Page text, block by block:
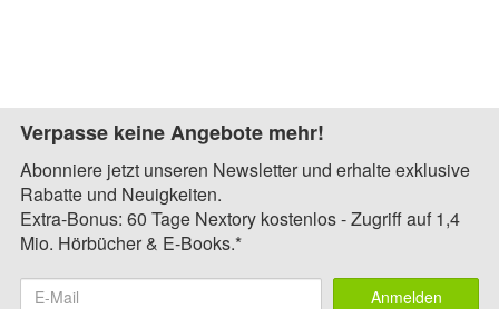
Verpasse keine Angebote mehr!
Abonniere jetzt unseren Newsletter und erhalte exklusive
Rabatte und Neuigkeiten.
Extra-Bonus: 60 Tage Nextory kostenlos - Zugriff auf 1,4
Mio. Hörbücher & E-Books.*
Anmelden